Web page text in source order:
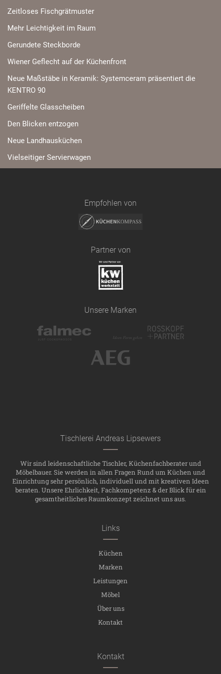
Zeitloses Fischgrätmuster
Mehr Leichtigkeit im Raum
Gerundete Steckborde
Wiener Geflecht auf der Küchenfront
Neue Maßstäbe in Keramik: Systemceram präsentiert die
KENTRO 90
Geriffelte Glasscheiben
Den Blicken entzogen
Neue Landhausküchen
Vielseitiger Servierwagen
Empfohlen von
Partner von
Unsere Marken
Tischlerei Andreas Lipsewers
Wir sind leidenschaftliche Tischler, Küchenfachberater und
Möbelbauer. Sie werden in allen Fragen Rund um Küchen und
Einrichtung sehr persönlich, individuell und mit kreativen Ideen
beraten. Unsere Ehrlichkeit, Fachkompetenz & der Blick für ein
gesamtheitliches Raumkonzept zeichnet uns aus.
Links
Küchen
Marken
Leistungen
Möbel
Über uns
Kontakt
Kontakt